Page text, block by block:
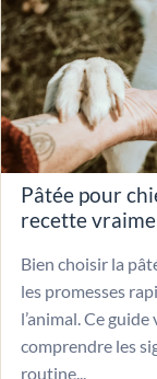
Pâtée pour
recette
Bien choisir la
les promesses
l’animal. Ce
comprendre les
routine...